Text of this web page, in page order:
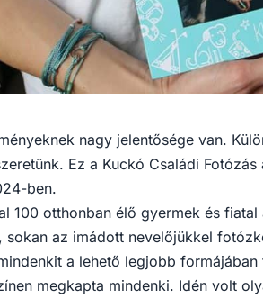
nagy jelentősége van.
Ez a Kuckó Családi
ben.
100 otthonban élő gyermek és
sokan az imádott nevelőjükkel
a lehető legjobb
megkapta mindenki. Idén volt